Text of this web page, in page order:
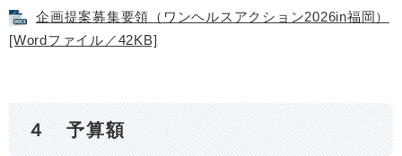
企画提案募集要領（ワンヘルスアクション2026in福岡）
[Wordファイル／42KB]
４ 予算額